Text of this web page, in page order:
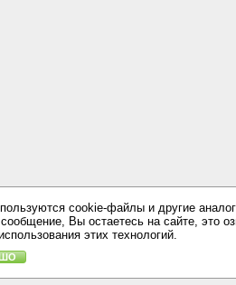
cookie-файлы и другие
Вы остаетесь на сайте, это
этих технологий.